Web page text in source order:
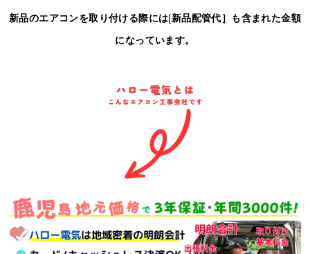
新品のエアコンを取り付ける際には[新品配管代］も含まれた金額
になっています。